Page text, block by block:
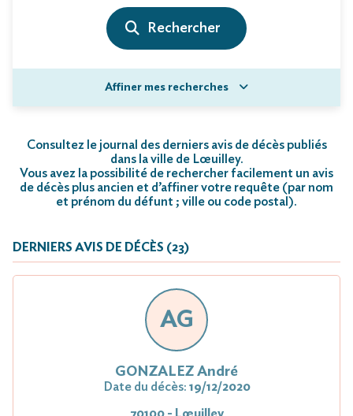
Affiner mes recherches
Consultez le journal des derniers avis de décès publiés
dans la ville de Lœuilley.
Vous avez la possibilité de rechercher facilement un avis
de décès plus ancien et d’affiner votre requête (par nom
et prénom du défunt ; ville ou code postal).
DERNIERS AVIS DE DÉCÈS (23)
AG
GONZALEZ André
Date du décès: 19/12/2020
70100 - Lœuilley